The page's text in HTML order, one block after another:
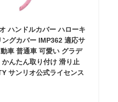
ハンドルカバー ハローキ
グカバー IMP362 適応サ
車 普通車 可愛い グラデ
んたん取り付け 滑り止
サンリオ公式ライセンス